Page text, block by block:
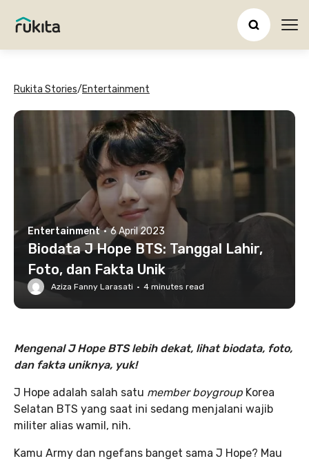
Rukita Stories/Entertainment
Entertainment · 6 April 2023
Biodata J Hope BTS: Tanggal Lahir,
Foto, dan Fakta Unik
Aziza Fanny Larasati · 4 minutes read
Mengenal J Hope BTS lebih dekat, lihat biodata, foto,
dan fakta uniknya, yuk!
J Hope adalah salah satu member boygroup Korea
Selatan BTS yang saat ini sedang menjalani wajib
militer alias wamil, nih.
Kamu Army dan ngefans banget sama J Hope? Mau